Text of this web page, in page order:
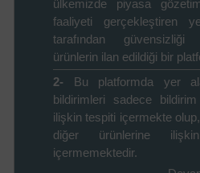
ülkemizde piyasa
faaliyeti gerçekleştiren
tarafından
ürünlerin ilan edildiği bir
2-
Bu platformda yer
bildirimleri sadece
ilişkin tespiti içermekte
diğer ürünlerine
içermemektedir.